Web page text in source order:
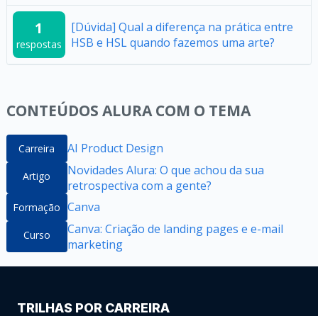
1
respostas
[Dúvida] Qual a diferença na prática entre
HSB e HSL quando fazemos uma arte?
CONTEÚDOS ALURA COM O TEMA
Carreira AI Product Design
Artigo
Novidades Alura: O que achou da sua
retrospectiva com a gente?
Formação Canva
Curso
Canva: Criação de landing pages e e-mail
marketing
TRILHAS POR CARREIRA